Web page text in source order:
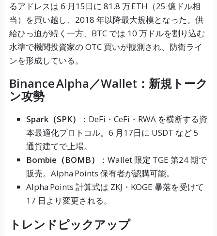
るアドレスは 6 月15日に 81.8 万 ETH（25 億ドル相
当）を買い越し、2018 年以降最大規模となった。供
給ひっ迫が続く一方、BTC では 10 万ドルを割り込む
水準で機関投資家の OTC 買いが観測され、防衛ライ
ンを形成している。
Binance Alpha／Wallet：新規トーク
ン攻勢
Spark（SPK）
：DeFi・CeFi・RWA を横断する資
本最適化プロトコル。6 月17日に USDT など 5
通貨建てで上場。
Bombie（BOMB）
：Wallet 限定 TGE 第24 期で
販売。Alpha Points 保有者が認購可能。
Alpha Points 計算式は ZKJ・KOGE 暴落を受けて
17 日より変更される。
トレンドピックアップ